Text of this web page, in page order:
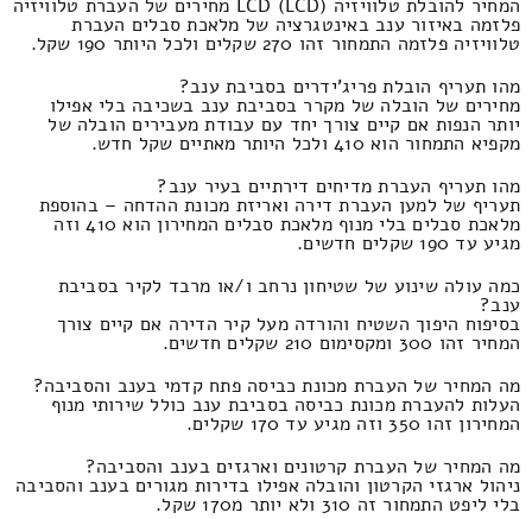
המחיר להובלת טלוויזיה LCD (LCD) מחירים של העברת טלוויזיה
פלזמה באיזור ענב באינטגרציה של מלאכת סבלים העברת
טלוויזיה פלזמה התמחור זהו 270 שקלים ולכל היותר 190 שקל.
מהו תעריף הובלת פריג'ידרים בסביבת ענב?
מחירים של הובלה של מקרר בסביבת ענב בשכיבה בלי אפילו
יותר הנפות אם קיים צורך יחד עם עבודת מעבירים הובלה של
מקפיא התמחור הוא 410 ולכל היותר מאתיים שקל חדש.
מהו תעריף העברת מדיחים דירתיים בעיר ענב?
תעריף של למען העברת דירה ואריזת מכונת ההדחה – בהוספת
מלאכת סבלים בלי מנוף מלאכת סבלים המחירון הוא 410 וזה
מגיע עד 190 שקלים חדשים.
כמה עולה שינוע של שטיחון נרחב ו/או מרבד לקיר בסביבת
ענב?
בסיפוח היפוך השטיח והורדה מעל קיר הדירה אם קיים צורך
המחיר זהו 300 ומקסימום 210 שקלים חדשים.
מה המחיר של העברת מכונת כביסה פתח קדמי בענב והסביבה?
העלות להעברת מכונת כביסה בסביבת ענב כולל שירותי מנוף
המחירון זהו 350 וזה מגיע עד 170 שקלים.
מה המחיר של העברת קרטונים וארגזים בענב והסביבה?
ניהול ארגזי הקרטון והובלה אפילו בדירות מגורים בענב והסביבה
בלי ליפט התמחור זה 310 ולא יותר מ170 שקל.